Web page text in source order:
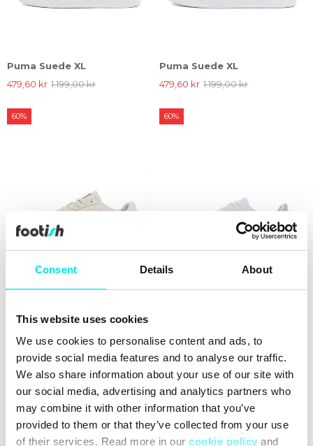
Consent Details About
This website uses cookies
We use cookies to personalise content and ads, to
provide social media features and to analyse our traffic.
We also share information about your use of our site with
our social media, advertising and analytics partners who
may combine it with other information that you’ve
provided to them or that they’ve collected from your use
of their services. Read more in our cookie policy and
Puma Suede XL
479,60 kr 1.199,00 kr
Puma Suede XL
479,60 kr 1.199,00 kr
559,60 kr 1.399,00 kr
60% 60%
60% 60%